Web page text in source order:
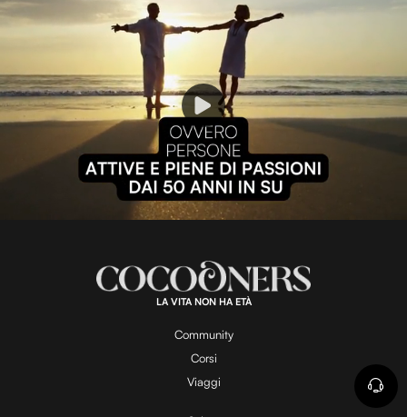
P
l
a
y
V
o
:
1
0
0
.
0
LA VITA NON HA ETÀ
Community
Corsi
Viaggi